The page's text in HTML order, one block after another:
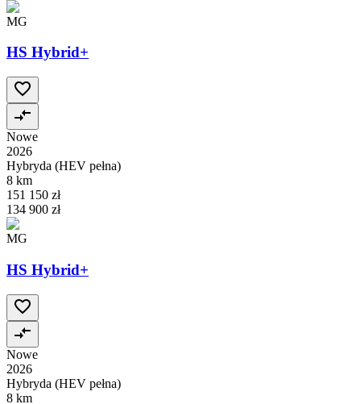
MG
HS Hybrid+
Nowe
2026
Hybryda (HEV pełna)
8 km
151 150 zł
134 900 zł
MG
HS Hybrid+
Nowe
2026
Hybryda (HEV pełna)
8 km